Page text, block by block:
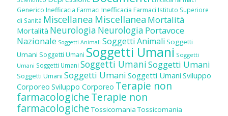
Generico Inefficacia Farmaci Inefficacia Farmaci Istituto Superiore
di Sanità Miscellanea Miscellanea Mortalità
Mortalità Neurologia Neurologia Portavoce
Nazionale Soggetti Animali Soggetti Animali Soggetti
Umani Soggetti Umani Soggetti Umani Soggetti
Umani Soggetti Umani Soggetti UmaniSoggetti Umani
Soggetti Umani Soggetti Umani Soggetti Umani Sviluppo
Corporeo Sviluppo Corporeo Terapie non
farmacologicheTerapie non
farmacologiche Tossicomania Tossicomania